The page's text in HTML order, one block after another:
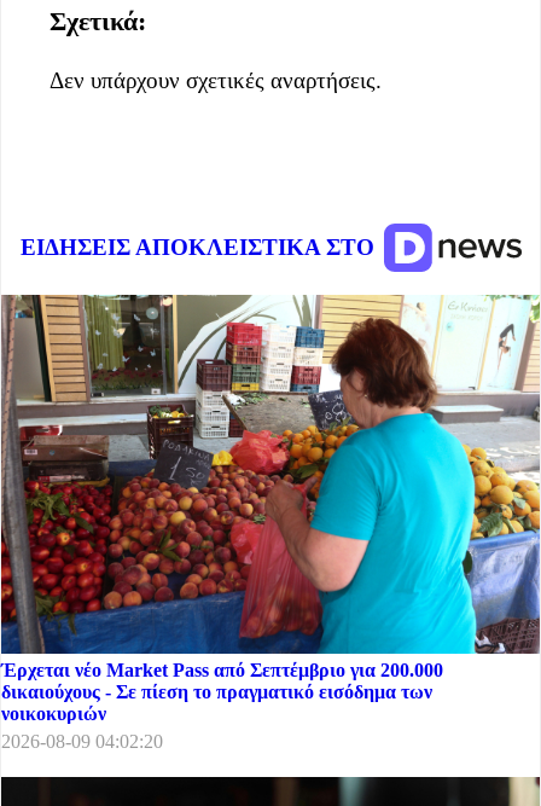
Σχετικά:
Δεν υπάρχουν σχετικές αναρτήσεις.
ΕΙΔΗΣΕΙΣ ΑΠΟΚΛΕΙΣΤΙΚΑ ΣΤΟ
Έρχεται νέο Market Pass από Σεπτέμβριο για 200.000
δικαιούχους - Σε πίεση το πραγματικό εισόδημα των
νοικοκυριών
2026-08-09 04:02:20